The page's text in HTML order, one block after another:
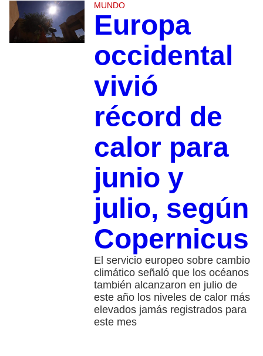
MUNDO
Europa
occidental
vivió
récord de
calor para
junio y
julio, según
Copernicus
El servicio europeo sobre cambio
climático señaló que los océanos
también alcanzaron en julio de
este año los niveles de calor más
elevados jamás registrados para
este mes